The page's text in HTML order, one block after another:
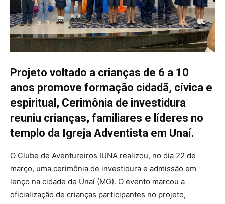
Projeto voltado a crianças de 6 a 10
anos promove formação cidadã, cívica e
espiritual, Cerimônia de investidura
reuniu crianças, familiares e líderes no
templo da Igreja Adventista em Unaí.
O Clube de Aventureiros IUNA realizou, no dia 22 de
março, uma cerimônia de investidura e admissão em
lenço na cidade de Unaí (MG). O evento marcou a
oficialização de crianças participantes no projeto,